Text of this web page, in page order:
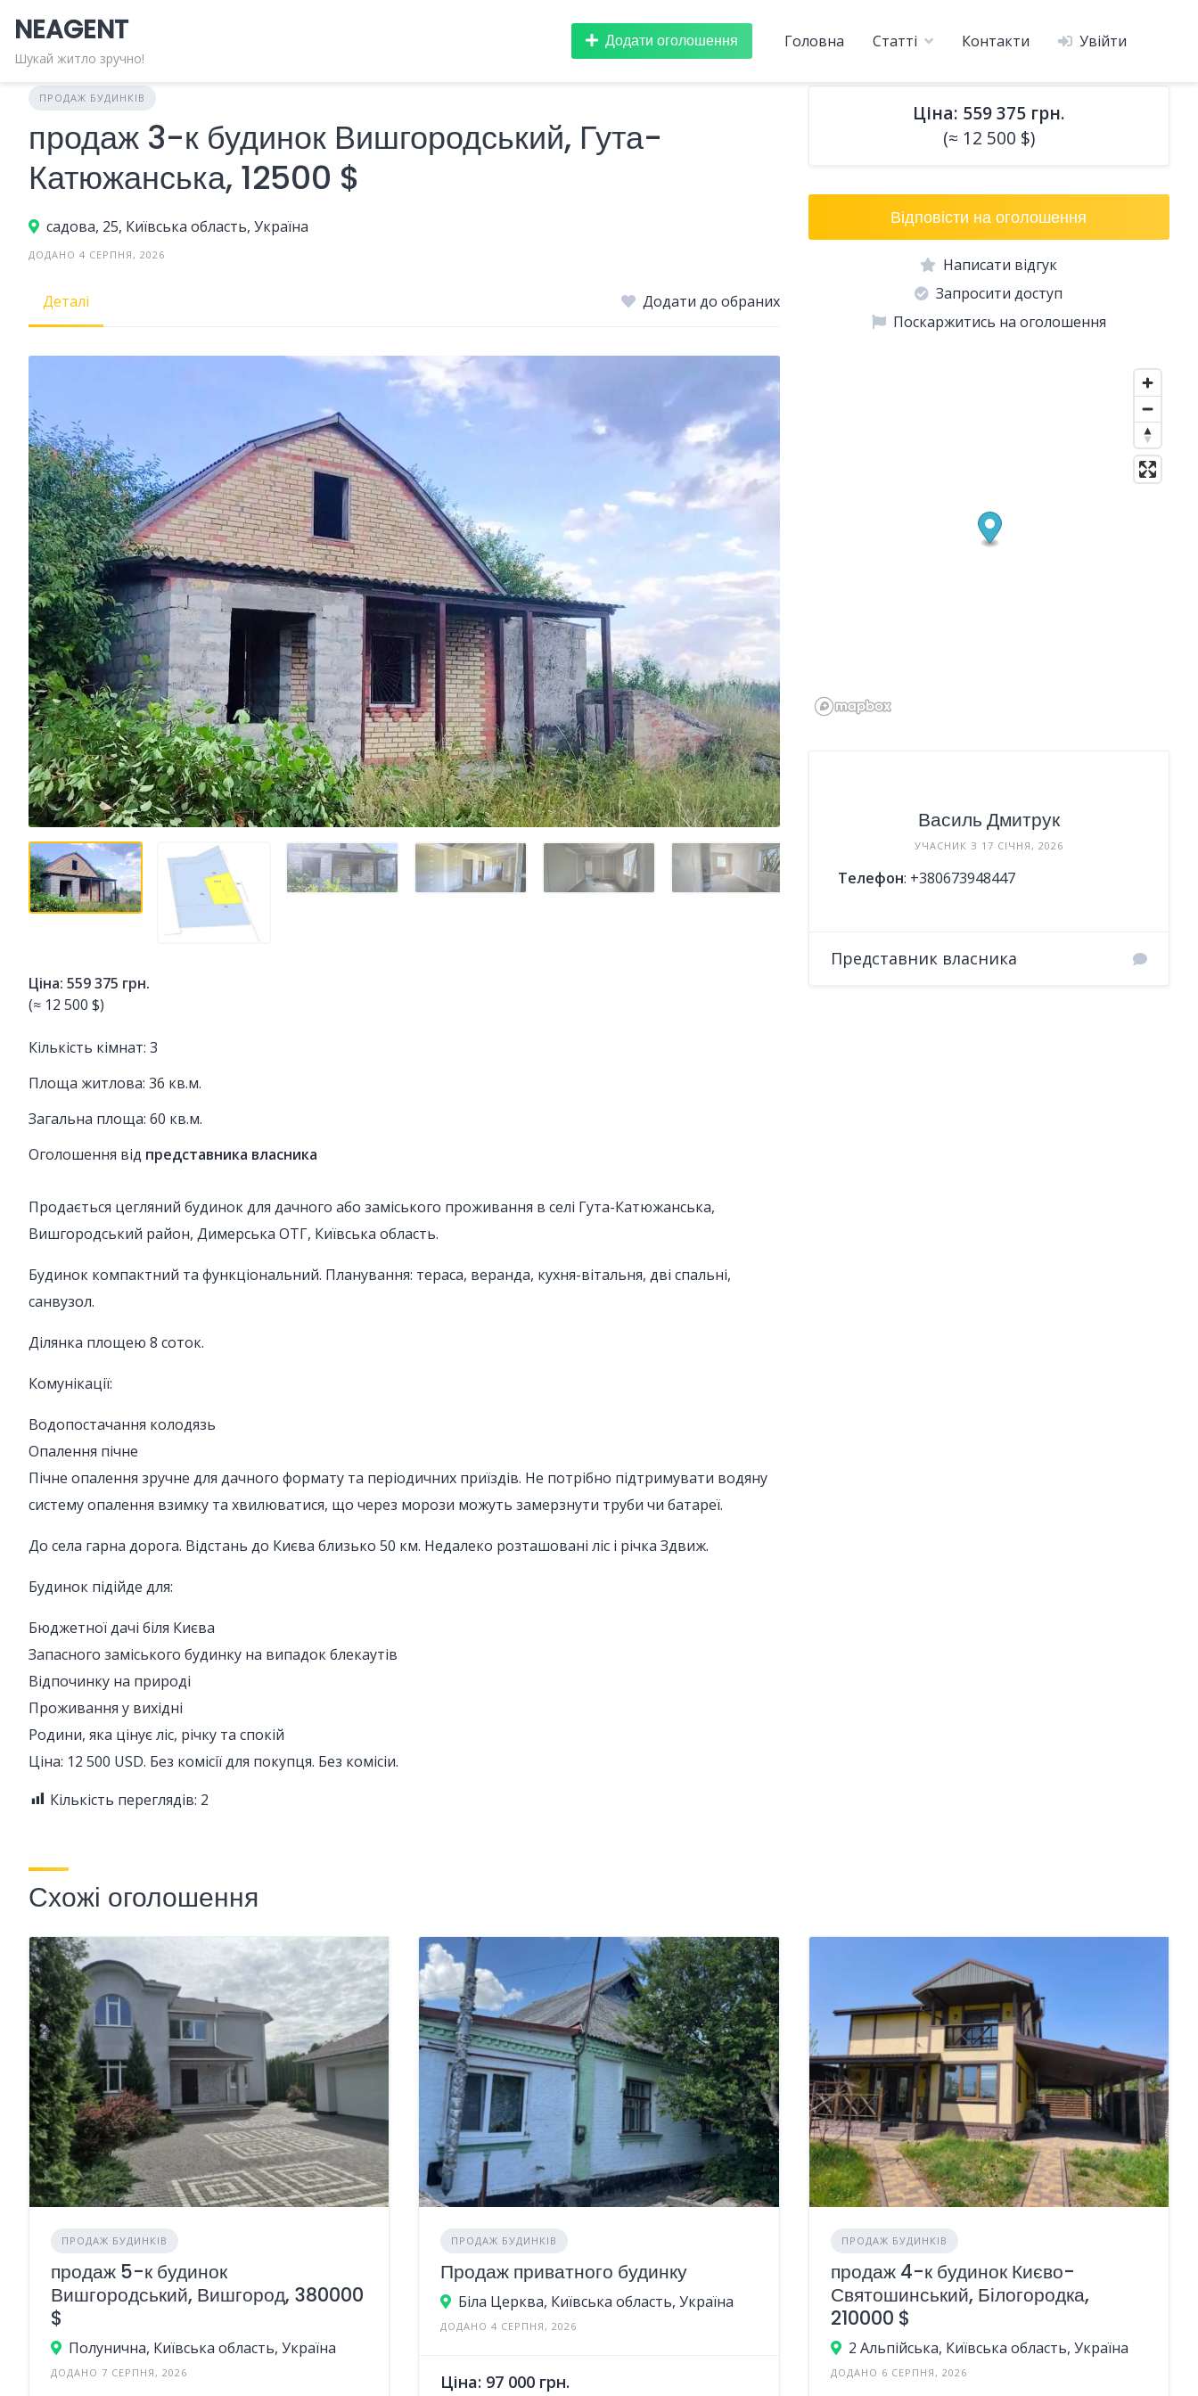
content
NEAGENT
Шукай житло зручно!
Головна Статті Контакти Увійти
Додати оголошення
ПРОДАЖ БУДИНКІВ
продаж 3-к будинок Вишгородський, Гута-
Катюжанська, 12500 $
садова, 25, Київська область, Україна
ДОДАНО 4 СЕРПНЯ, 2026
Деталі Додати до обраних
Ціна: 559 375 грн.
(≈ 12 500 $)
Кількість кімнат: 3
Площа житлова: 36 кв.м.
Загальна площа: 60 кв.м.
Оголошення від представника власника
Продається цегляний будинок для дачного або заміського проживання в селі Гута-Катюжанська,
Вишгородський район, Димерська ОТГ, Київська область.
Будинок компактний та функціональний. Планування: тераса, веранда, кухня-вітальня, дві спальні,
санвузол.
Ділянка площею 8 соток.
Комунікації:
Водопостачання колодязь
Опалення пічне
Пічне опалення зручне для дачного формату та періодичних приїздів. Не потрібно підтримувати водяну
систему опалення взимку та хвилюватися, що через морози можуть замерзнути труби чи батареї.
До села гарна дорога. Відстань до Києва близько 50 км. Недалеко розташовані ліс і річка Здвиж.
Будинок підійде для:
Бюджетної дачі біля Києва
Запасного заміського будинку на випадок блекаутів
Відпочинку на природі
Проживання у вихідні
Родини, яка цінує ліс, річку та спокій
Ціна: 12 500 USD. Без комісії для покупця. Без комісіи.
Кількість переглядів: 2
Ціна: 559 375 грн.
(≈ 12 500 $)
Відповісти на оголошення
Написати відгук
Запросити доступ
Поскаржитись на оголошення
Василь Дмитрук
УЧАСНИК З 17 СІЧНЯ, 2026
Телефон: +380673948447
Представник власника
Схожі оголошення
ПРОДАЖ БУДИНКІВ
продаж 5-к будинок
Вишгородський, Вишгород, 380000
$
Полунична, Київська область, Україна
ДОДАНО 7 СЕРПНЯ, 2026
ПРОДАЖ БУДИНКІВ
Продаж приватного будинку
Біла Церква, Київська область, Україна
ДОДАНО 4 СЕРПНЯ, 2026
Ціна: 97 000 грн.
ПРОДАЖ БУДИНКІВ
продаж 4-к будинок Києво-
Святошинський, Білогородка,
210000 $
2 Альпійська, Київська область, Україна
ДОДАНО 6 СЕРПНЯ, 2026